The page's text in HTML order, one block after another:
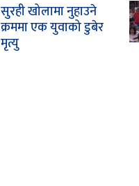
सुरही खोलामा नुहाउने
क्रममा एक युवाको डुबेर
मृत्यु